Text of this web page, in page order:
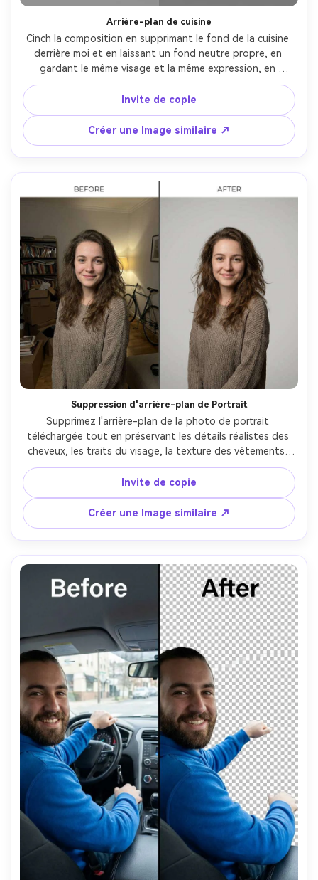
Arrière-plan de cuisine
Cinch la composition en supprimant le fond de la cuisine
derrière moi et en laissant un fond neutre propre, en
gardant le même visage et la même expression, en
gardant la même coiffure et les mêmes détails de la
tenue, en préservant l'éclairage original et l'équilibre des
couleurs, en gardant les bords nets sur les cheveux et la
texture du tissu du tablier- -ar 4:5
Invite de copie
Créer une Image similaire ↗
Suppression d'arrière-plan de Portrait
Supprimez l'arrière-plan de la photo de portrait
téléchargée tout en préservant les détails réalistes des
cheveux, les traits du visage, la texture des vêtements,
l'éclairage, les ombres et les bords naturels. Remplacez
l'arrière-plan par un fond de style studio minimal propre
ou un effet de fond transparent tout en conservant la
qualité d'image originale et l'apparence photoréaliste.
Évitez les contours flous, les brins de cheveux
manquants, les effets de découpe artificielle ou les bords
trop lissés. Le résultat final doit paraître naturellement
isolé, poli et professionnellement édité.
Invite de copie
Créer une Image similaire ↗